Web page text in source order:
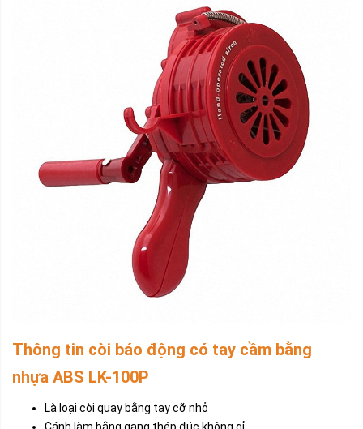
Thông tin còi báo động có tay cầm bằng
nhựa ABS LK-100P
Là loại còi quay bằng tay cỡ nhỏ